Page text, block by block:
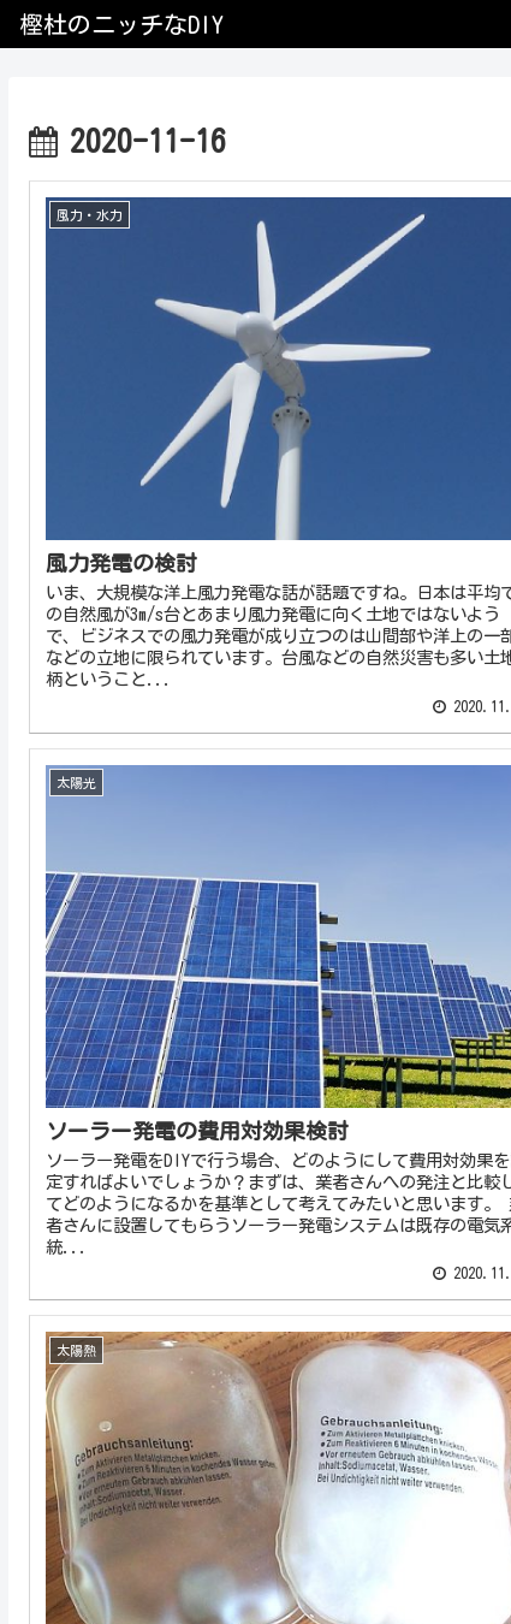
樫杜のニッチなDIY
2020-11-16
風力・水力
風力発電の検討
いま、大規模な洋上風力発電な話が話題ですね。日本は平均
の自然風が3m/s台とあまり風力発電に向く土地ではないよう
で、ビジネスでの風力発電が成り立つのは山間部や洋上の一
などの立地に限られています。台風などの自然災害も多い土
柄ということ...
太陽光
ソーラー発電の費用対効果検討
ソーラー発電をDIYで行う場合、どのようにして費用対効果
定すればよいでしょうか？まずは、業者さんへの発注と比較
てどのようになるかを基準として考えてみたいと思います。
者さんに設置してもらうソーラー発電システムは既存の電気
統...
太陽熱